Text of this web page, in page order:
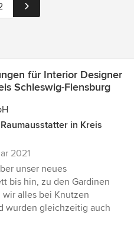
für Interior Designer
Schleswig-Flensburg
in Kreis
2021
unser neues
bis hin, zu den Gardinen
alles bei Knutzen
wurden gleichzeitig auch